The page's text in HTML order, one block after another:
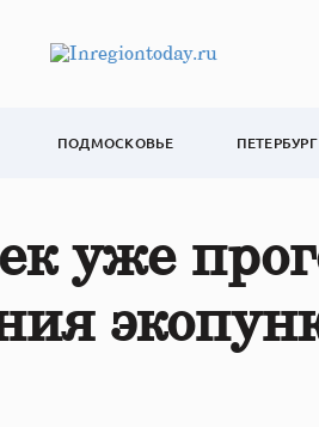
ПОДМОСКОВЬЕ ПЕТЕРБУРГ
уже